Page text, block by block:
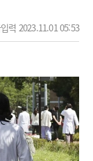
력 2023.11.01 05:53